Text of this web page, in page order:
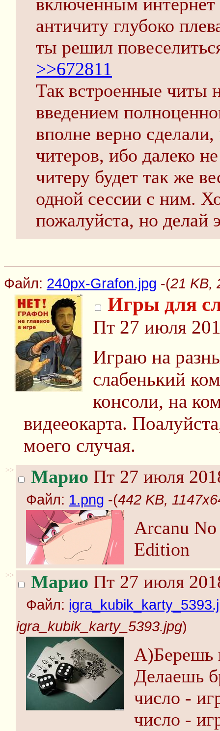
античиту глубоко
ты решил
>>672811
Так встроенные читы
введением
вполне верно
читеров, ибо далеко
читеру будет так же
одной сессии с ним.
пожалуйста, но делай
Файл: 240px-Grafon.jpg -(21 KB,
Игры для
Пт 27 июля
Играю на
слабенький
консоли, на
видееокарта.
моего случая.
>> Марио Пт 27 июля
Файл: 1.png -(442 KB,
Arcanu
Edition
>> Марио Пт 27 июля
Файл:
igra_kubik_karty_5393.jpg)
A)Берешь
Делаешь
число -
число -